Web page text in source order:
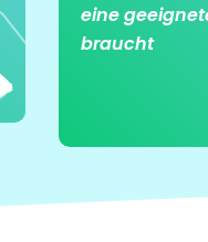
eine
braucht